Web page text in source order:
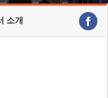
소개